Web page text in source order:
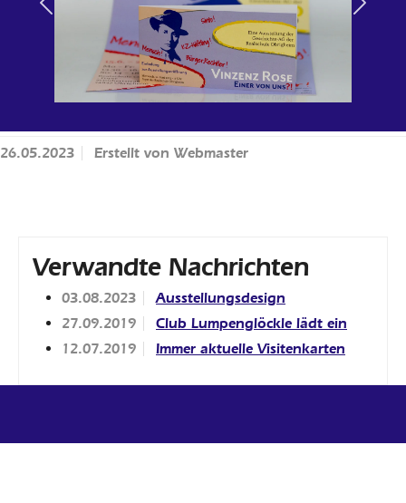
Previous Next
26.05.2023 Erstellt von Webmaster
Verwandte Nachrichten
03.08.2023
Ausstellungsdesign
27.09.2019
Club Lumpenglöckle lädt ein
12.07.2019
Immer aktuelle Visitenkarten